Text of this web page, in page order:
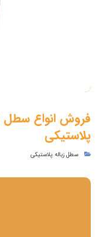
فروش انواع سطل
پلاستیکی
سطل زباله پلاستیکی